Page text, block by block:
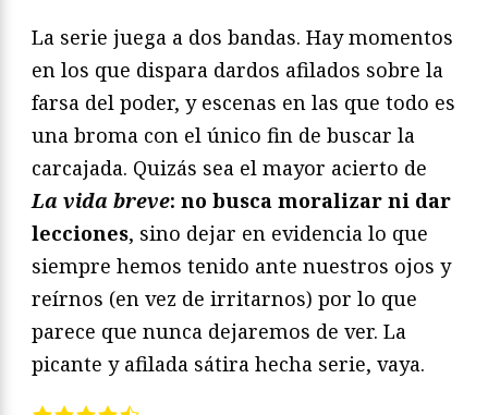
La serie juega a dos bandas. Hay momentos
en los que dispara dardos afilados sobre la
farsa del poder, y escenas en las que todo es
una broma con el único fin de buscar la
carcajada. Quizás sea el mayor acierto de
La vida breve: no busca moralizar ni dar
lecciones, sino dejar en evidencia lo que
siempre hemos tenido ante nuestros ojos y
reírnos (en vez de irritarnos) por lo que
parece que nunca dejaremos de ver. La
picante y afilada sátira hecha serie, vaya.